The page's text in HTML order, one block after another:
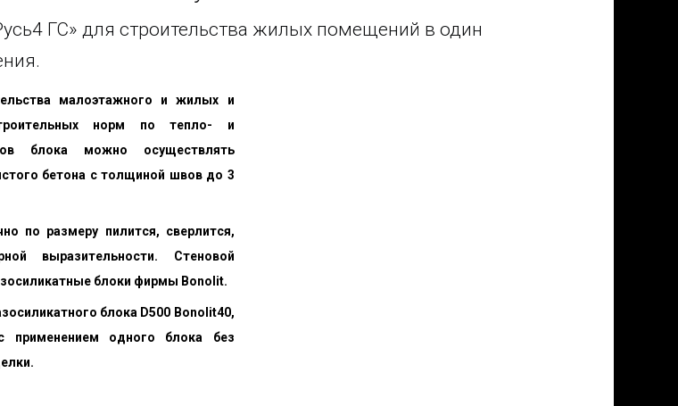
ГС» для строительства жилых помещений в один
малоэтажного и жилых и
норм по тепло- и
блока можно осуществлять
бетона с толщиной швов до 3
по размеру пилится, сверлится,
выразительности. Стеновой
блоки фирмы Bonolit.
блока D500 Bonolit40,
применением одного блока без